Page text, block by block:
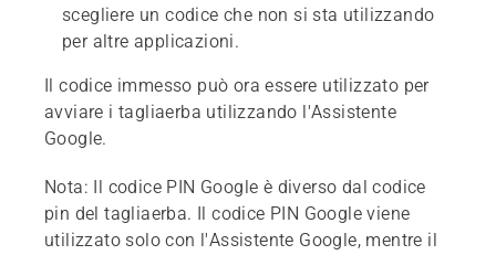
scegliere un codice che non si sta utilizzando
per altre applicazioni.
Il codice immesso può ora essere utilizzato per
avviare i tagliaerba utilizzando l'Assistente
Google.
Nota: Il codice PIN Google è diverso dal codice
pin del tagliaerba. Il codice PIN Google viene
utilizzato solo con l'Assistente Google, mentre il